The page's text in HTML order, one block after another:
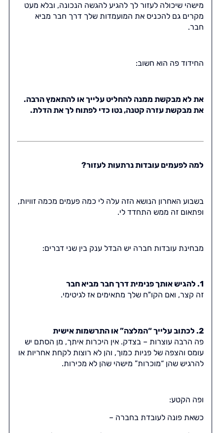
מישהי שיכולה לעזור לך להגיע להגשה הנכונה, ובלא מעט
מקרים גם להכניס את המועמדות שלך דרך חבר מביא
חבר.
החידוד פה הוא חשוב:
את לא מבקשת ממנה להחליט עלייך או להתאמץ הרבה.
את מבקשת עזרה קטנה, נטו כדי לפתוח לך את הדלת.
למה לפעמים עובדות נרתעות לעזור?
בשבוע האחרון הנושא הזה עלה לי כמה פעמים מכמה זוויות,
ופתאום זה ממש התחדד לי.
מבחינת עובדות חברה יש הבדל ענק בין שני דברים:
1. להגיש אותך פנימית דרך חבר מביא חבר
זה קצר, ואם הקו"ח שלך מתאימים אז לגיטימי.
2. לכתוב עלייך “המלצה” או התרשמות אישית
פה הרבה עוצרות – בצדק. אין היכרות איתך, מן הסתם יש
עומס והצפה של פניות כמוך, והן לא רוצות לקחת אחריות או
להרגיש שהן “מוכרות” מישהי שהן לא מכירות.
ופה הקטע:
כשאת פונה לעובדת בחברה –